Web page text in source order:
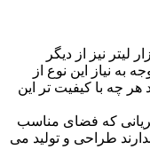
پلی اتیلن مکعبی تا حجم 30 هزار لیتر نیز از دیگر
به نیاز این نوع از
هر چه با کیفیت تر این
که فضای مناسب
طراحی و تولید می